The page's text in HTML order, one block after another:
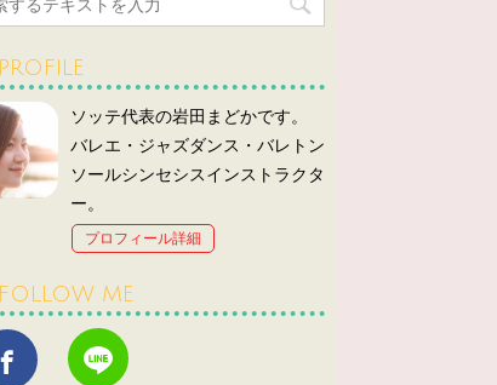
PROFILE
ソッテ代表の岩田まどかです。
バレエ・ジャズダンス・バレトン
ソールシンセシスインストラクタ
ー。
プロフィール詳細
FOLLOW ME